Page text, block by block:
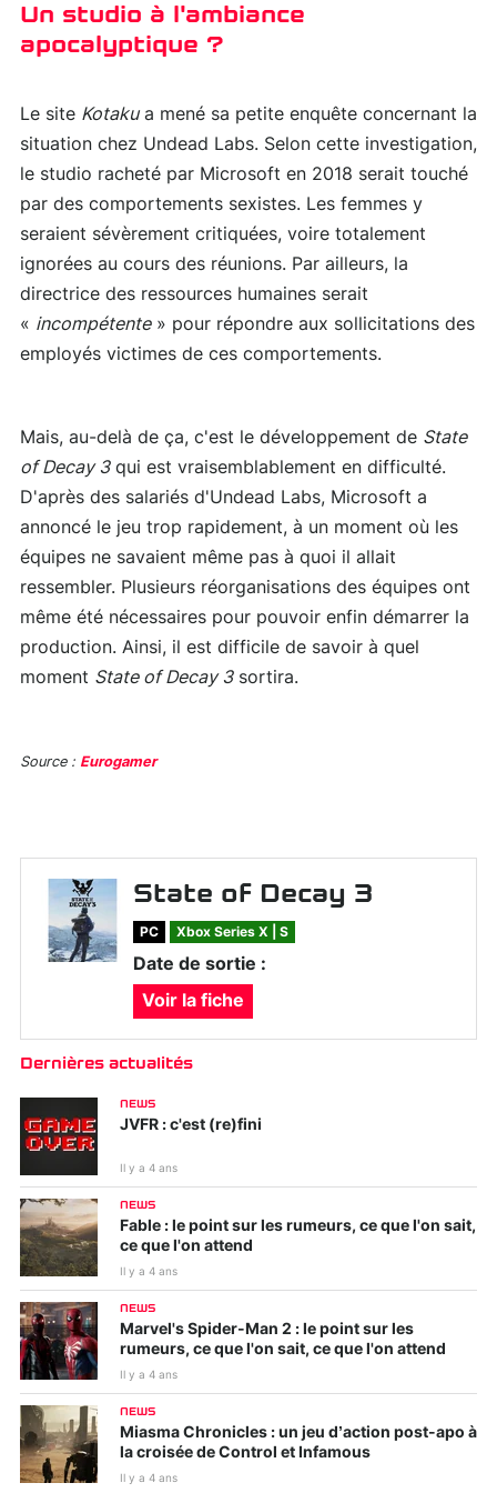
Un studio à l'ambiance
apocalyptique ?
Le site Kotakua mené sa petite enquête concernant la
situation chez Undead Labs. Selon cette investigation,
le studio racheté par Microsoft en 2018 serait touché
par des comportements sexistes. Les femmes y
seraient sévèrement critiquées, voire totalement
ignorées au cours des réunions. Par ailleurs, la
directrice des ressources humaines serait
« incompétente» pour répondre aux sollicitations des
employés victimes de ces comportements.
Mais, au-delà de ça, c'est le développement de State
of Decay 3qui est vraisemblablement en difficulté.
D'après des salariés d'Undead Labs, Microsoft a
annoncé le jeu trop rapidement, à un moment où les
équipes ne savaient même pas à quoi il allait
ressembler. Plusieurs réorganisations des équipes ont
même été nécessaires pour pouvoir enfin démarrer la
production. Ainsi, il est difficile de savoir à quel
moment State of Decay 3sortira.
Source : Eurogamer
State of Decay 3
PC Xbox Series X | S
Date de sortie :
Voir la fiche
Dernières actualités
NEWS
JVFR : c'est (re)fini
Il y a 4 ans
NEWS
Fable : le point sur les rumeurs, ce que l'on sait,
ce que l'on attend
Il y a 4 ans
NEWS
Marvel's Spider-Man 2 : le point sur les
rumeurs, ce que l'on sait, ce que l'on attend
Il y a 4 ans
NEWS
Miasma Chronicles : un jeu d’action post-apo à
la croisée de Control et Infamous
Il y a 4 ans